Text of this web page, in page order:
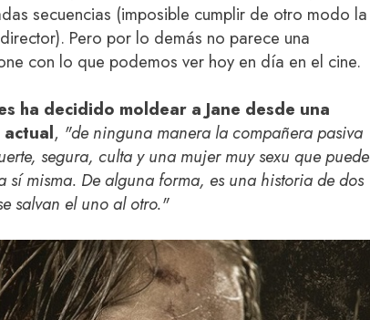
secuencias (imposible cumplir de otro modo la
Pero por lo demás no parece una
con lo que podemos ver hoy en día en el cine.
ha decidido moldear a Jane desde una
, "de ninguna manera la compañera pasiva
segura, culta y una mujer muy sexu que puede
sí misma. De alguna forma, es una historia de dos
salvan el uno al otro."